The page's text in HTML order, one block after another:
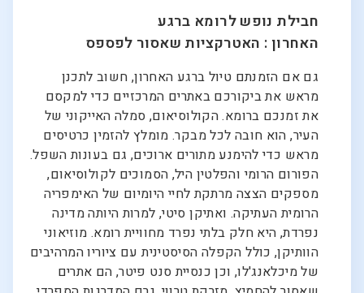
חבילת נופש לרומא ברגע
האחרון : האטרקציות שאסור לפספס
גם אם הזמנתם טיול ברגע האחרון, חשוב לתכנן
מראש את ביקורכם באתרים המרכזיים כדי למקסם
את זמנכם ברומא. הקולוסיאום, סמלה האייקוני של
העיר, הוא חובה לכל מבקר. מומלץ להזמין כרטיסים
מראש כדי להימנע מתורים ארוכים, גם בעונות השפל.
הפורום הרומי והפלטין היל, הסמוכים לקולוסיאום,
מספקים הצצה מרתקת לחיי היומיום של האימפריה
הרומית העתיקה. ואתיקן סיטי, למרות היותה מדינה
נפרדת, היא חלק בלתי נפרד מחוויית רומא. מוזיאוני
הוותיקן, כולל הקפלה הסיסטינית עם ציוריו המרהיבים
של מיכלאנג'לו, וכן כנסיית סנט פיטר, הם אתרים